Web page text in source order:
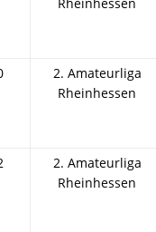
2. Amateurliga
Rheinhessen
2. Amateurliga
Rheinhessen